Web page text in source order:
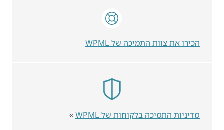
הכירו את צוות התמיכה של WPML
מדיניות התמיכה בלקוחות של WPML »